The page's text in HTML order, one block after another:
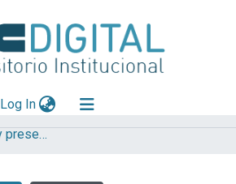
Log In(current)
Artículos, Informes y presentaciones en Congresos